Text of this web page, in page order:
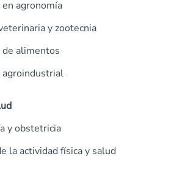
agronomía
y zootecnia
de alimentos
agroindustrial
y obstetricia
la actividad física y salud